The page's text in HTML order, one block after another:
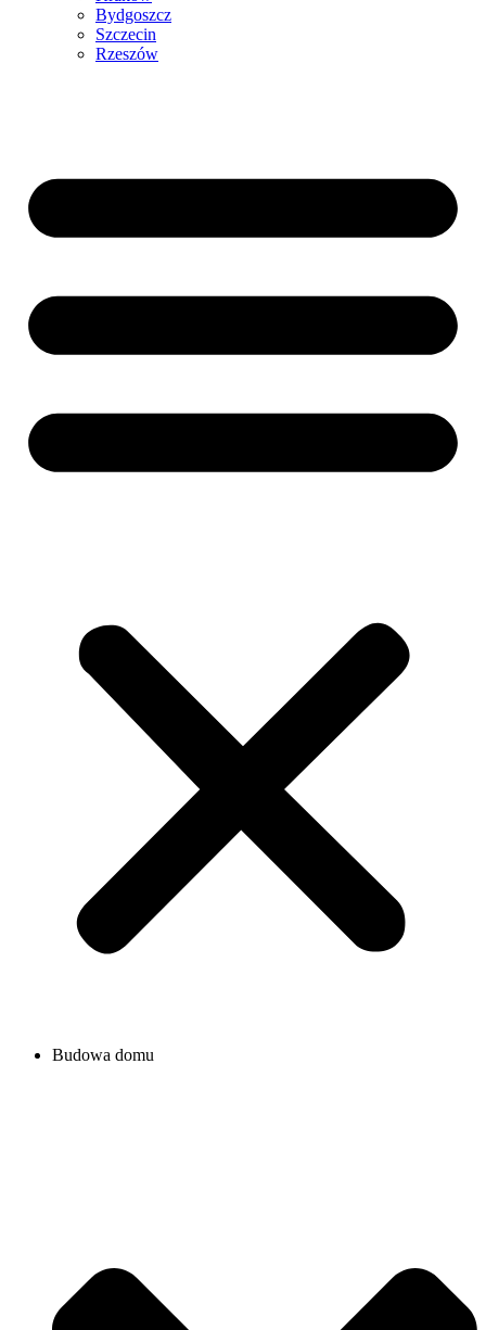
Bydgoszcz
Szczecin
Rzeszów
Budowa domu